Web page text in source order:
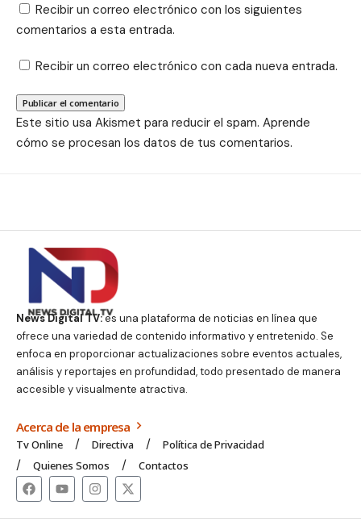
Recibir un correo electrónico con los siguientes
comentarios a esta entrada.
Recibir un correo electrónico con cada nueva entrada.
Este sitio usa Akismet para reducir el spam. Aprende
cómo se procesan los datos de tus comentarios.
News Digital TV:es una plataforma de noticias en línea que
ofrece una variedad de contenido informativo y entretenido. Se
enfoca en proporcionar actualizaciones sobre eventos actuales,
análisis y reportajes en profundidad, todo presentado de manera
accesible y visualmente atractiva.
Acerca de la empresa
Tv Online Directiva
Política de Privacidad
Quienes Somos
Contactos